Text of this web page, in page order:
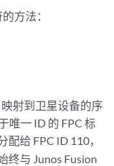
方法：
射到卫星设备的序
唯一 ID 的 FPC 标
配给 FPC ID 110，
终与 Junos Fusion